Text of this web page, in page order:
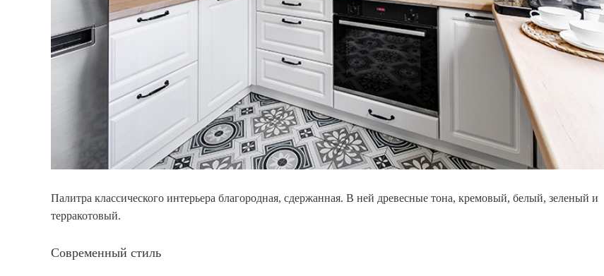
Палитра классического интерьера благородная, сдержанная. В ней древесные тона, кремовый, белый, зеленый и
терракотовый.
Современный стиль